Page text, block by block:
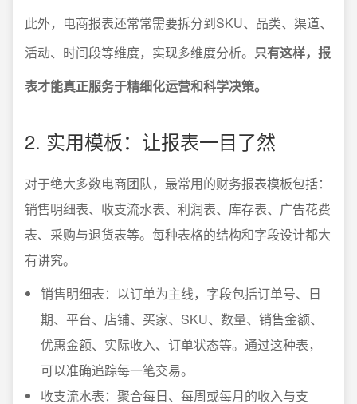
此外，电商报表还常常需要拆分到SKU、品类、渠道、
活动、时间段等维度，实现多维度分析。 只有这样，报
表才能真正服务于精细化运营和科学决策。
2. 实用模板：让报表一目了然
对于绝大多数电商团队，最常用的财务报表模板包括：
销售明细表、收支流水表、利润表、库存表、广告花费
表、采购与退货表等。每种表格的结构和字段设计都大
有讲究。
销售明细表：以订单为主线，字段包括订单号、日
期、平台、店铺、买家、SKU、数量、销售金额、
优惠金额、实际收入、订单状态等。通过这种表，
可以准确追踪每一笔交易。
收支流水表：聚合每日、每周或每月的收入与支